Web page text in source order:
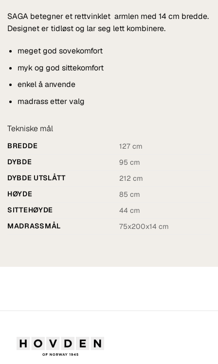
SAGA betegner et rettvinklet armlen med 14 cm bredde.
Designet er tidløst og lar seg lett kombinere.
meget god sovekomfort
myk og god sittekomfort
enkel å anvende
madrass etter valg
Tekniske mål
BREDDE
127 cm
DYBDE
95 cm
DYBDE UTSLÅTT
212 cm
HØYDE
85 cm
SITTEHØYDE
44 cm
MADRASSMÅL
75x200x14 cm